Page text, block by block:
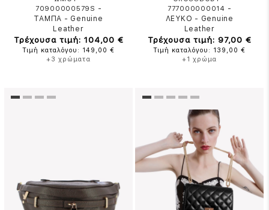
70900000579S -
ΤΑΜΠΑ - Genuine
Leather
Τρέχουσα τιμή: 104,00 €
Τιμή καταλόγου: 149,00 €
+3 χρώματα
777000000014 -
ΛΕΥΚΟ - Genuine
Leather
Τρέχουσα τιμή: 97,00 €
Τιμή καταλόγου: 139,00 €
+1 χρώμα